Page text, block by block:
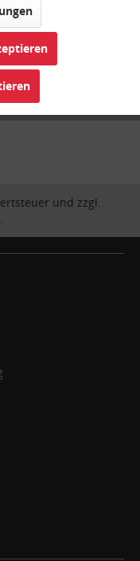
und zzgl.
.
Inaktiv
Inaktiv
Inaktiv